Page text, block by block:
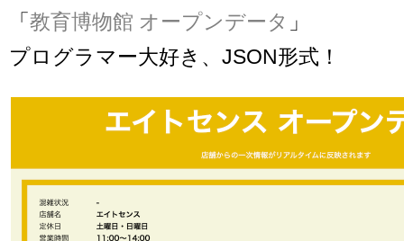
「教育博物館 オープンデータ 」
プログラマー大好き、JSON形式！